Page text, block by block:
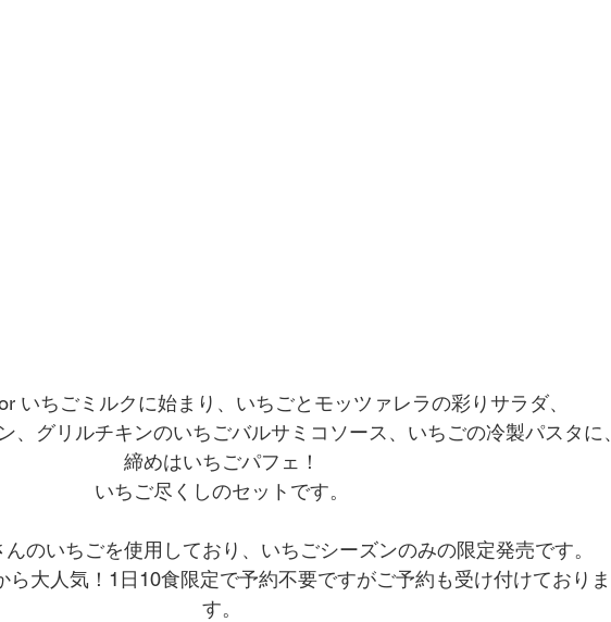
いちごミルクに始まり、いちごとモッツァレラの彩りサラダ、
、グリルチキンのいちごバルサミコソース、いちごの冷製パスタに、
締めはいちごパフェ！
いちご尽くしのセットです。
のいちごを使用しており、いちごシーズンのみの限定発売です。
ら大人気！1日10食限定で予約不要ですがご予約も受け付けておりま
す。